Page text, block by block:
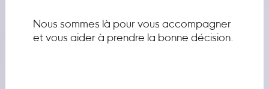
Nous sommes là pour vous accompagner
et vous aider à prendre la bonne décision.